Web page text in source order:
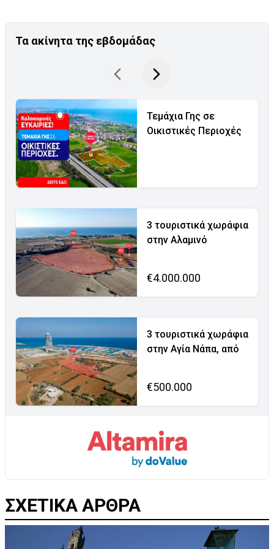
Τα ακίνητα της εβδομάδας
Τεμάχια Γης σε
Οικιστικές Περιοχές
3 τουριστικά χωράφια
στην Αλαμινό
€4.000.000
3 τουριστικά χωράφια
στην Αγία Νάπα, από
€500.000
ΣΧΕΤΙΚΑ ΑΡΘΡΑ